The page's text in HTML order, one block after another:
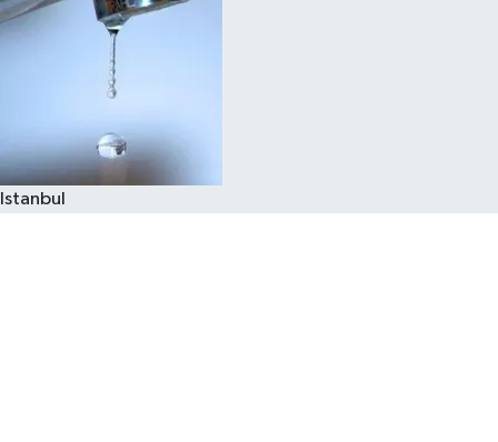
Istanbul